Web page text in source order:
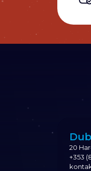
20
+353